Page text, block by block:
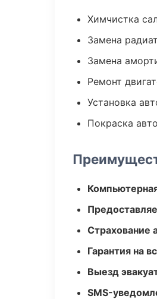
Химчистка
Замена
Замена
Ремонт
Установка
Покраска
Страхование
Гарантия на
Выезд
SMS-